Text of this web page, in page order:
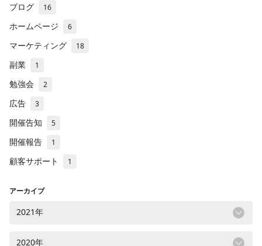
ブログ 16
ホームページ 6
マーケティング 18
副業 1
勉強会 2
広告 3
開催告知 5
開催報告 1
顧客サポート 1
アーカイブ
2021年
2020年